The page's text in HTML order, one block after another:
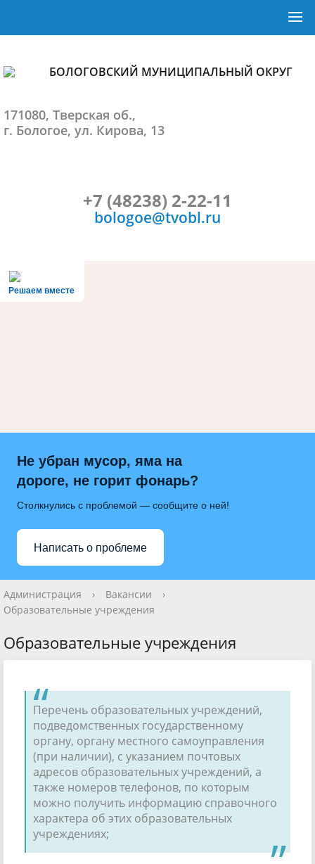
БОЛОГОВСКИЙ МУНИЦИПАЛЬНЫЙ ОКРУГ
171080, Тверская об.,
г. Бологое, ул. Кирова, 13
+7 (48238) 2-22-11
bologoe@tvobl.ru
Решаем вместе
Не убран мусор, яма на
дороге, не горит фонарь?
Столкнулись с проблемой — сообщите о ней!
Написать о проблеме
Администрация › Вакансии
›
Образовательные учреждения
Образовательные учреждения
Перечень образовательных учреждений,
подведомственных государственному
органу, органу местного самоуправления
(при наличии), с указанием почтовых
адресов образовательных учреждений, а
также номеров телефонов, по которым
можно получить информацию справочного
характера об этих образовательных
учреждениях;